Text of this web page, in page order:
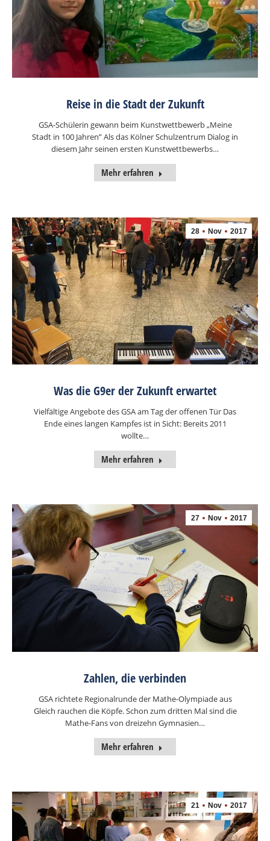
Reise in die Stadt der Zukunft
GSA-Schülerin gewann beim Kunstwettbewerb „Meine
Stadt in 100 Jahren” Als das Kölner Schulzentrum Dialog in
diesem Jahr seinen ersten Kunstwettbewerbs…
Mehr erfahren
28 Nov 2017
Was die G9er der Zukunft erwartet
Vielfältige Angebote des GSA am Tag der offenen Tür Das
Ende eines langen Kampfes ist in Sicht: Bereits 2011
wollte…
Mehr erfahren
27 Nov 2017
Zahlen, die verbinden
GSA richtete Regionalrunde der Mathe-Olympiade aus
Gleich rauchen die Köpfe. Schon zum dritten Mal sind die
Mathe-Fans von dreizehn Gymnasien…
Mehr erfahren
21 Nov 2017